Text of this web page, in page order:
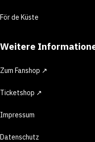
För de Küste
Weitere
Zum Fanshop ↗
Ticketshop ↗
Impressum
Datenschutz